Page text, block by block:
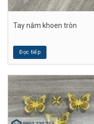
Tay nắm khoen tròn
Đọc tiếp